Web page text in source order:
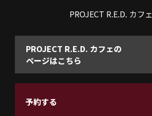
PROJECT R.E.D. カフェ
PROJECT R.E.D. カフェの
ページはこちら
予約する